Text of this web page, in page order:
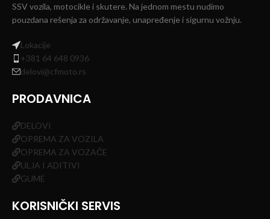
SSV vozila, motocikle i skutere. Na jednom mestu nudimo
pouzdana rešenja za održavanje, unapređenje i sigurnu vožnju.
Lokacije
+381 64 648 0936
delovi@cfmoto.rs
PRODAVNICA
DELOVI
OPREMA ZA VOZILA
OPREMA ZA VOZAČE
ULJA I ADITIVI
GUME
KORISNIČKI SERVIS